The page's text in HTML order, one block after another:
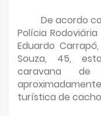
De acordo
Polícia
Eduardo
Souza, 45,
caravana
turística de